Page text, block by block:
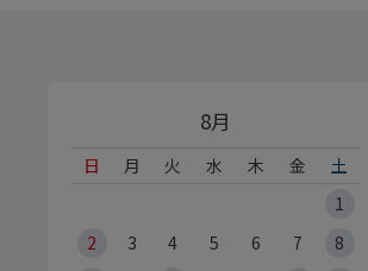
8月
日 月 火 水 木 金
土
1
2
3 4 5 6 7
8